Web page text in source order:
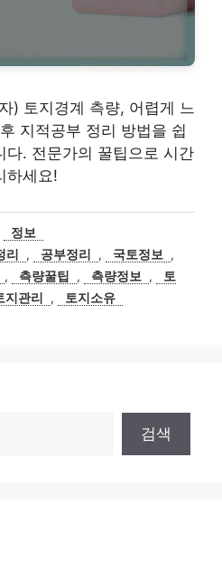
) 토지경계 측량, 어렵게 느
지적공부 정리 방법을 쉽
다. 전문가의 꿀팁으로 시간
하세요!
카
테
고
리
정보
리 , 공부정리 , 국토정보
,
, 측량꿀팁 , 측량정보 ,
토
지관리 , 토지소유
검색